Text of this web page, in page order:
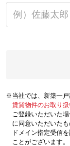
※当社では、新築一戸
賃貸物件のお取り
ご登録いただいた
に同意いただいたも
ドメイン指定受信
ことがございます。